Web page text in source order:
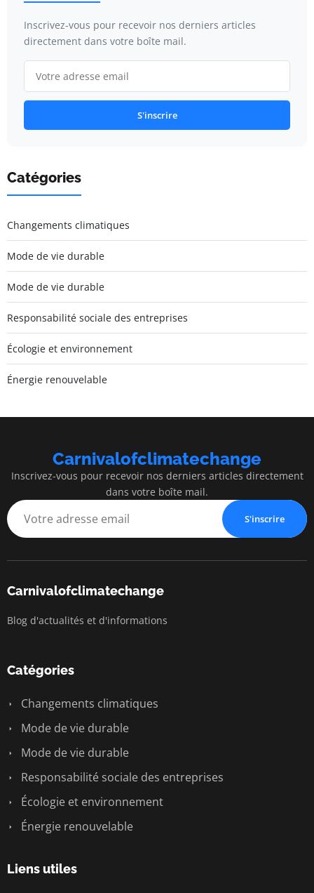
Inscrivez-vous pour recevoir nos derniers articles
directement dans votre boîte mail.
S'inscrire
Catégories
Changements climatiques
Mode de vie durable
Mode de vie durable
Responsabilité sociale des entreprises
Écologie et environnement
Énergie renouvelable
Carnivalofclimatechange
Inscrivez-vous pour recevoir nos derniers articles directement
dans votre boîte mail.
S'inscrire
Carnivalofclimatechange
Blog d'actualités et d'informations
Catégories
Changements climatiques
Mode de vie durable
Mode de vie durable
Responsabilité sociale des entreprises
Écologie et environnement
Énergie renouvelable
Liens utiles